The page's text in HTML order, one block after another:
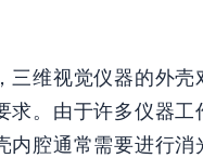
三维视觉仪器的外壳
求。由于许多仪器工
内腔通常需要进行消